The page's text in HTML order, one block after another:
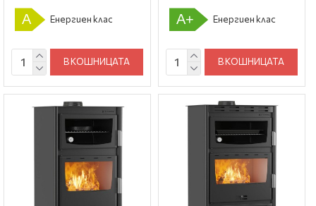
A Енергиен клас
В КОШНИЦАТА
A+ Енергиен клас
В КОШНИЦАТА